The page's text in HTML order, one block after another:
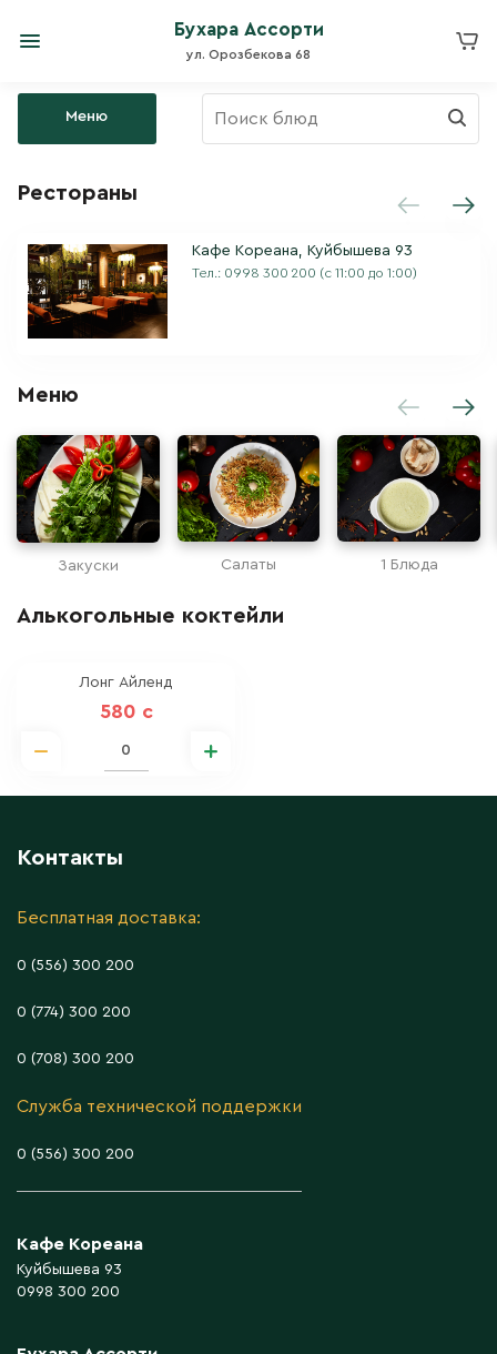
Бухара Ассорти
ул. Орозбекова 68
Меню
Рестораны
Кафе Кореана, Куйбышева 93
Тел.: 0998 300 200 (с 11:00 до 1:00)
Меню
Закуски Салаты 1 Блюда
Алькогольные коктейли
Лонг Айленд
580 c
Контакты
Бесплатная доставка:
0 (556) 300 200
0 (774) 300 200
0 (708) 300 200
Служба технической поддержки
0 (556) 300 200
Кафе Кореана
Куйбышева 93
0998 300 200